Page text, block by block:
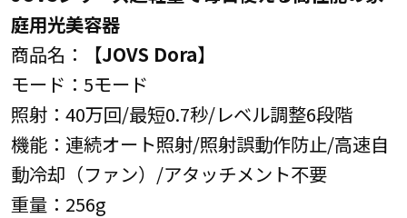
庭用光美容器
商品名：
【JOVS Dora】
モード：5モード
照射：40万回/最短0.7秒/レベル調整6段階
機能：連続オート照射/照射誤動作防止/高速自
動冷却（ファン）/アタッチメント不要
重量：256g